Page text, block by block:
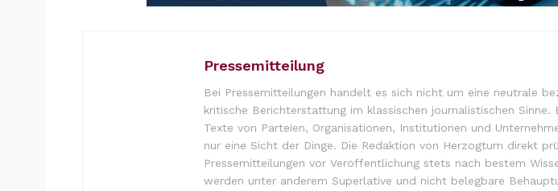
Pressemitteilung
Bei Pressemitteilungen handelt es sich nicht um eine neutrale
kritische Berichterstattung im klassischen journalistischen Sinne.
Texte von Parteien, Organisationen, Institutionen und
nur eine Sicht der Dinge. Die Redaktion von Herzogtum direkt
Pressemitteilungen vor Veröffentlichung stets nach bestem
werden unter anderem Superlative und nicht belegbare